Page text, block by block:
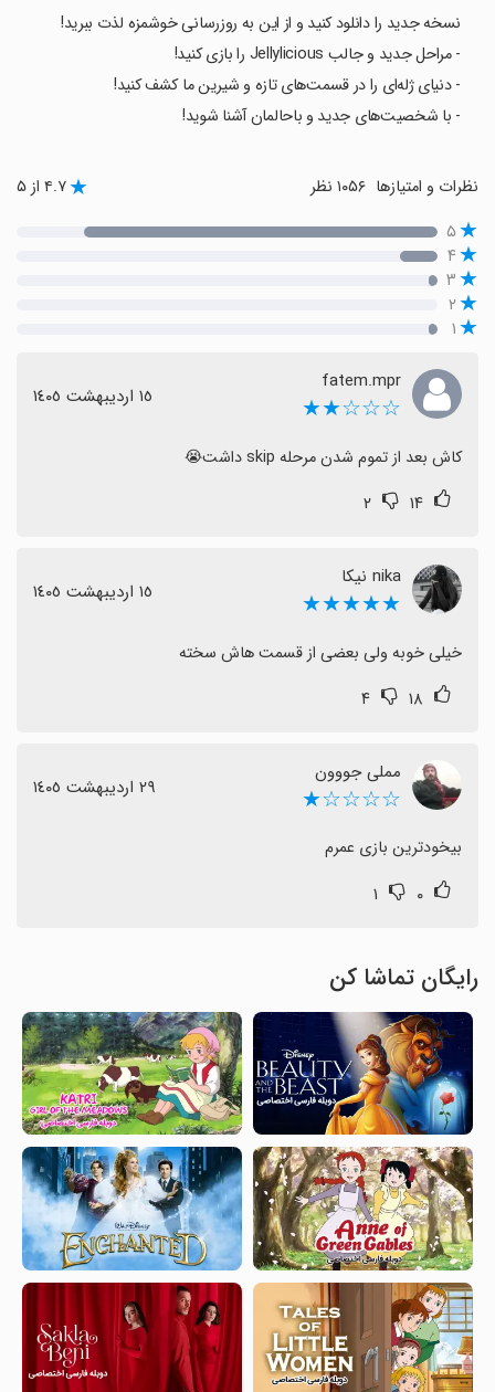
نسخه جدید را دانلود کنید و از این به روزرسانی خوشمزه لذت ببرید!
- مراحل جدید و جالب Jellylicious را بازی کنید!
- دنیای ژله‌ای را در قسمت‌های تازه و شیرین ما کشف کنید!
- با شخصیت‌های جدید و باحالمان آشنا شوید!
نظرات و امتیازها ۴.۷ از ۵
۵
۴
۳
۲
۱
fatem.mpr
☆☆☆★★ ١٥ اردیبهشت ١٤٠٥
کاش بعد از تموم شدن مرحله skip داشت😭
۱۴ ۲
nika نیکا
★★★★★ ١٥ اردیبهشت ١٤٠٥
خیلی خوبه ولی بعضی از قسمت هاش سخته
۱۸ ۴
مملی جووون
☆☆☆☆★ ٢٩ اردیبهشت ١٤٠٥
بیخودترین بازی عمرم
۰ ۱
رایگان تماشا کن